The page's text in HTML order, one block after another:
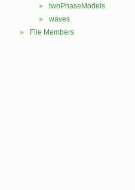
► twoPhaseModels
► waves
► File Members